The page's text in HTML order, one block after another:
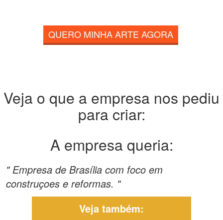
QUERO MINHA ARTE AGORA
Veja o que a empresa nos pediu
para criar:
A empresa queria:
" Empresa de Brasília com foco em
construçoes e reformas. "
Veja também: